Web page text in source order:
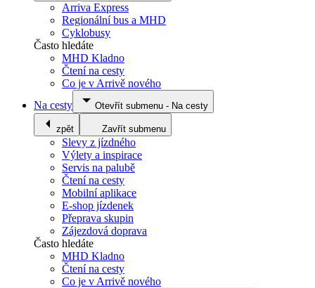
Arriva Express
Regionální bus a MHD
Cyklobusy
Často hledáte
MHD Kladno
Čtení na cesty
Co je v Arrivě nového
Na cesty
Otevřít submenu - Na cesty
zpět Zavřít submenu
Slevy z jízdného
Výlety a inspirace
Servis na palubě
Čtení na cesty
Mobilní aplikace
E-shop jízdenek
Přeprava skupin
Zájezdová doprava
Často hledáte
MHD Kladno
Čtení na cesty
Co je v Arrivě nového